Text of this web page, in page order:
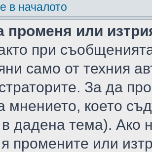
в началото
променя или
при
само от техния
За да
мнението, което
дадена тема). Ако
промените или